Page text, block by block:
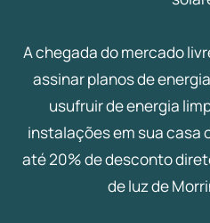
A chegada do mercado
assinar planos de
usufruir de energia
instalações em sua casa
até 20% de desconto
de luz de